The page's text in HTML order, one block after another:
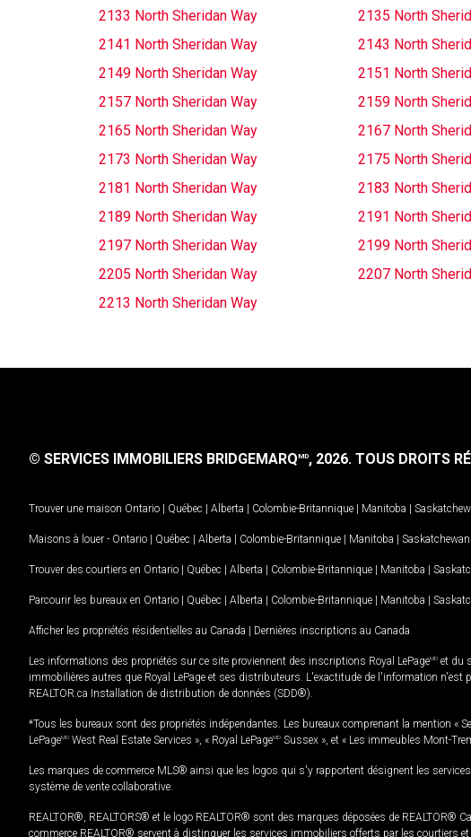
2133 North Sheridan Way
2135 North
2141 North Sheridan Way
2143 North
2149 North Sheridan Way
2151 North
2157 North Sheridan Way
2159 North
2165 North Sheridan Way
2167 North
2173 North Sheridan Way
2175 North
2181 North Sheridan Way
2183 North
2189 North Sheridan Way
2191 North
2197 North Sheridan Way
2199 North
2205 North Sheridan Way
2207 North
2213 North Sheridan Way
© SERVICES IMMOBILIERS BRIDGEMARQMD, 2026. TOUS DROITS
Trouver une maison Ontario | Québec | Alberta | Colombie-Britannique | Manitoba |
Maisons à louer - Ontario | Québec | Alberta | Colombie-Britannique | Manitoba | Saskatchewan
Trouver des courtiers en Ontario | Québec | Alberta | Colombie-Britannique | Manitoba |
Parcourir les bureaux en Ontario | Québec | Alberta | Colombie-Britannique | Manitoba |
Afficher les propriétés résidentielles au Canada | Dernières inscriptions au Canada
Les informations des propriétés sur ce site proviennent des inscriptions Royal LePageMD et du
immobilières autres que Royal LePage et ses distributeurs. L'exactitude de l'information n'est
REALTOR.ca Installation de distribution de données (SDD®).
*Tous les bureaux sont des propriétés indépendantes. Les bureaux comprenant la mention «
LePageMD West Real Estate Services », « Royal LePageMD Sussex », et « Les immeubles Mont-
Les marques de commerce MLS® ainsi que les logos qui s'y rapportent désignent les
système de vente collaborative.
REALTOR®, REALTORS® et le logo REALTOR® sont des marques déposées de
commerce REALTOR® servent à distinguer les services immobiliers offerts par les